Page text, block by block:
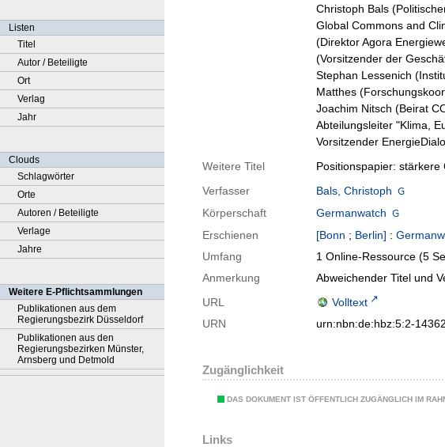
Listen
Titel
Autor / Beteiligte
Ort
Verlag
Jahr
Clouds
Schlagwörter
Orte
Autoren / Beteiligte
Verlage
Jahre
Weitere E-Pflichtsammlungen
Publikationen aus dem
Regierungsbezirk Düsseldorf
Publikationen aus den
Regierungsbezirken Münster,
Arnsberg und Detmold
Christoph Bals
Global Commons and
(Direktor Agora
(Vorsitzender der
Stephan Lessenich
Matthes
Joachim Nitsch (Beirat
Abteilungsleiter "Klima,
Vorsitzender
Weitere Titel
Positionspapier:
Verfasser
Bals, Christoph
Körperschaft
Germanwatch
Erschienen
[Bonn ; Berlin] :
Umfang
1 Online-Ressource (5
Anmerkung
Abweichender Titel und
URL
Volltext
URN
urn:nbn:de:hbz:5:2-
Zugänglichkeit
DAS DOKUMENT IST ÖFFENTLICH ZUGÄNGLICH IM
Links